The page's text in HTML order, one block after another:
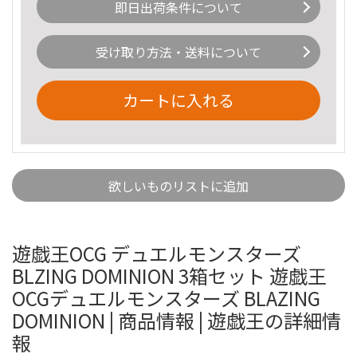
即日出荷条件について
受け取り方法・送料について
カートに入れる
欲しいものリストに追加
遊戯王OCG デュエルモンスターズ
BLZING DOMINION 3箱セット 遊戯王
OCGデュエルモンスターズ BLAZING
DOMINION | 商品情報 | 遊戯王の詳細情
報